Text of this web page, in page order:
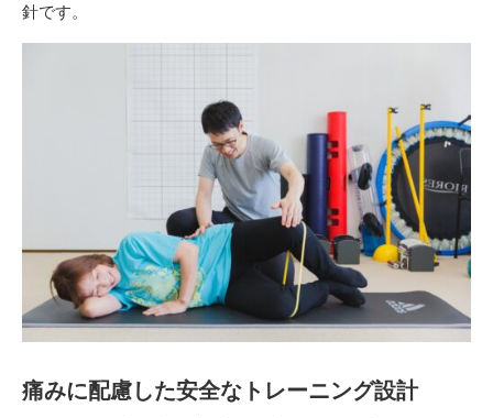
針です。
痛みに配慮した安全なトレーニング設計